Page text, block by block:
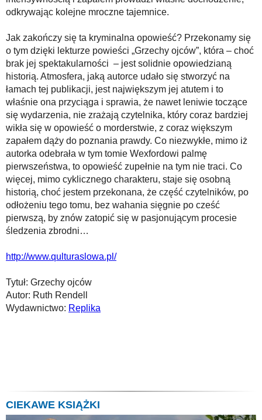
odkrywając kolejne mroczne tajemnice.
Jak zakończy się ta kryminalna opowieść? Przekonamy się
o tym dzięki lekturze powieści „Grzechy ojców”, która – choć
brak jej spektakularności – jest solidnie opowiedzianą
historią. Atmosfera, jaką autorce udało się stworzyć na
łamach tej publikacji, jest największym jej atutem i to
właśnie ona przyciąga i sprawia, że nawet leniwie toczące
się wydarzenia, nie zrażają czytelnika, który coraz bardziej
wikła się w opowieść o morderstwie, z coraz większym
zapałem dąży do poznania prawdy. Co niezwykłe, mimo iż
autorka odebrała w tym tomie Wexfordowi palmę
pierwszeństwa, to opowieść zupełnie na tym nie traci. Co
więcej, mimo cyklicznego charakteru, staje się osobną
historią, choć jestem przekonana, że część czytelników, po
odłożeniu tego tomu, bez wahania sięgnie po cześć
pierwszą, by znów zatopić się w pasjonującym procesie
śledzenia zbrodni…
http://www.qulturaslowa.pl/
Tytuł: Grzechy ojców
Autor: Ruth Rendell
Wydawnictwo: Replika
CIEKAWE KSIĄŻKI